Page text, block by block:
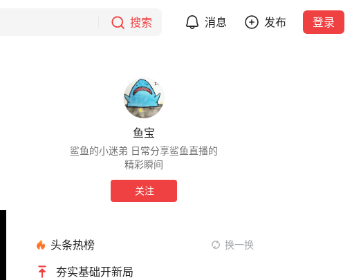
搜索 消息 发布 登录
鱼宝
鲨鱼的小迷弟 日常分享鲨鱼直播的
精彩瞬间
关注
头条热榜 换一换
夯实基础开新局